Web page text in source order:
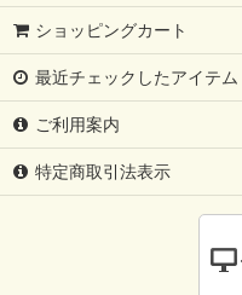
ショッピングカート
最近チェックしたアイテム
ご利用案内
特定商取引法表示